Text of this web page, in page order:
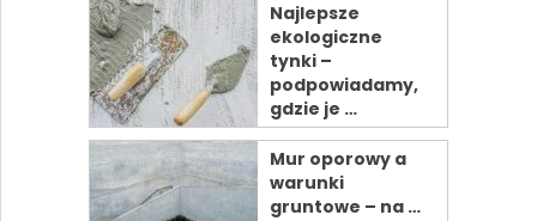
Najlepsze
ekologiczne
tynki –
podpowiadamy,
gdzie je …
Mur oporowy a
warunki
gruntowe – na …